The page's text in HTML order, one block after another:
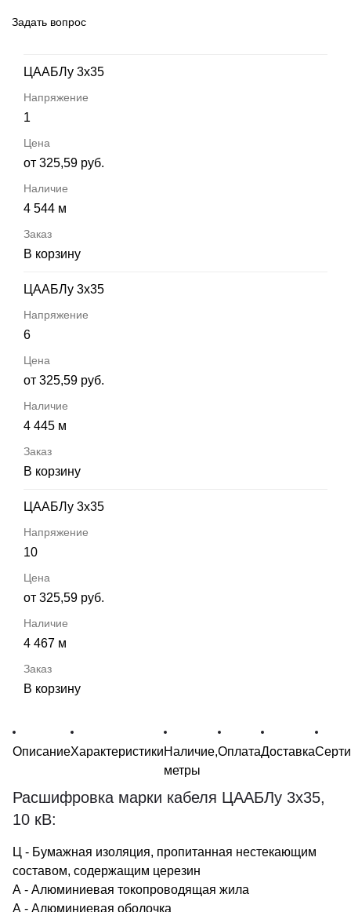
Задать вопрос
ЦААБЛу 3х35
1
от 325,59 руб.
4 544 м
В корзину
ЦААБЛу 3х35
6
от 325,59 руб.
4 445 м
В корзину
ЦААБЛу 3х35
10
от 325,59 руб.
4 467 м
В корзину
ОписаниеХарактеристикиНаличие,
метры
ОплатаДоставка
Расшифровка марки кабеля ЦААБЛу 3х35,
10 кВ:
Ц - Бумажная изоляция, пропитанная нестекающим
составом, содержащим церезин
А - Алюминиевая токопроводящая жила
А - Алюминиевая оболочка